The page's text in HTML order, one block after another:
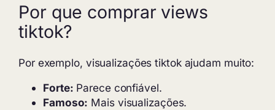
Por que comprar views
tiktok?
Por exemplo, visualizações tiktok ajudam muito:
Forte: Parece confiável.
Famoso: Mais visualizações.